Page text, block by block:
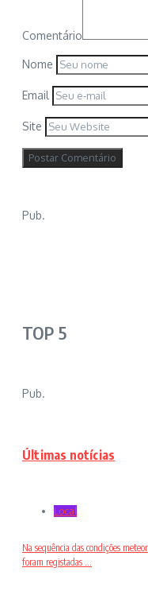
Comentário
Nome
Email
Site
Pub.
TOP 5
Pub.
Últimas notícias
Local
Na sequência das condições
foram registadas ...